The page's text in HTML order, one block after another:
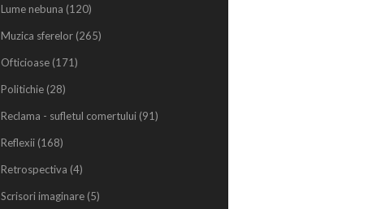
Lume nebuna (120)
Muzica sferelor (265)
Ofticioase (171)
Politichie (28)
Reclama - sufletul comertului (91)
Reflexii (168)
Retrospectiva (4)
Scrisori imaginare (5)